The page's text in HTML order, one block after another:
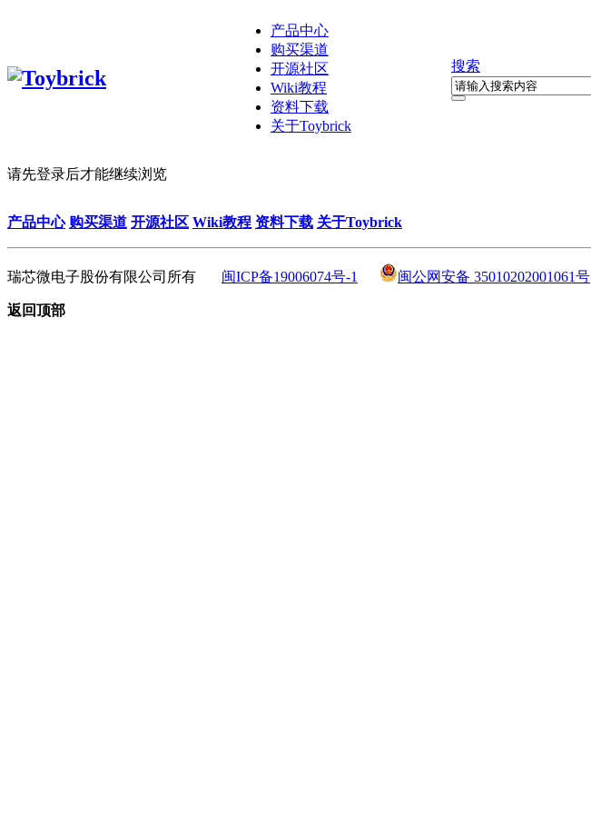
产品中心
购买渠道
开源社区
Wiki教程
资料下载
关于Toybrick
搜索
请先登录后才能继续浏览
产品中心 购买渠道 开源社区 Wiki教程 资料下载 关于Toybrick
瑞芯微电子股份有限公司所有 闽ICP备19006074号-1 闽公网安备 35010202001061号
返回顶部